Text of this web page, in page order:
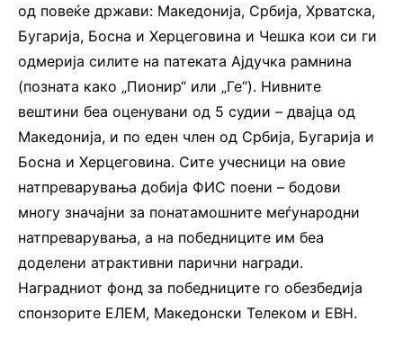
од повеќе држави: Македонија, Србија, Хрватска,
Бугарија, Босна и Херцеговина и Чешка кои си ги
одмерија силите на патеката Ајдучка рамнина
(позната како „Пионир“ или „Ге“). Нивните
вештини беа оценувани од 5 судии – двајца од
Македонија, и по еден член од Србија, Бугарија и
Босна и Херцеговина. Сите учесници на овие
натпреварувања добија ФИС поени – бодови
многу значајни за понатамошните меѓународни
натпреварувања, а на победниците им беа
доделени атрактивни парични награди.
Наградниот фонд за победниците го обезбедија
спонзорите ЕЛЕМ, Македонски Телеком и ЕВН.